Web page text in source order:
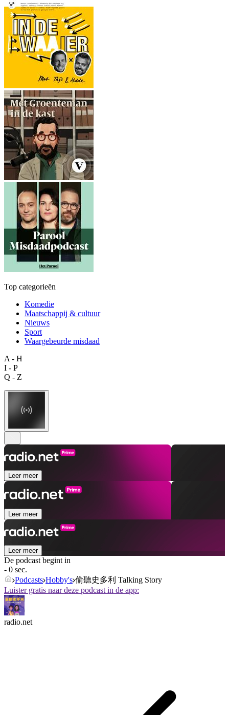
Top categorieën
Komedie
Maatschappij & cultuur
Nieuws
Sport
Waargebeurde misdaad
A - H
I - P
Q - Z
Leer meer
Leer meer
Leer meer
De podcast begint in
- 0 sec.
Podcasts Hobby's 偷聽史多利 Talking Story
Luister gratis naar deze podcast in de app:
radio.net